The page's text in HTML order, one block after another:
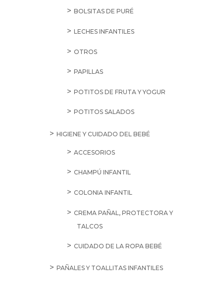
BOLSITAS DE PURÉ
LECHES INFANTILES
OTROS
PAPILLAS
POTITOS DE FRUTA Y YOGUR
POTITOS SALADOS
HIGIENE Y CUIDADO DEL BEBÉ
ACCESORIOS
CHAMPÚ INFANTIL
COLONIA INFANTIL
CREMA PAÑAL, PROTECTORA Y
TALCOS
CUIDADO DE LA ROPA BEBÉ
PAÑALES Y TOALLITAS INFANTILES